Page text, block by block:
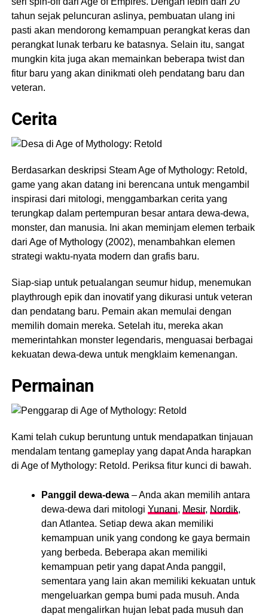
tahun sejak peluncuran aslinya, pembuatan ulang ini
pasti akan mendorong kemampuan perangkat keras dan
perangkat lunak terbaru ke batasnya. Selain itu, sangat
mungkin kita juga akan memainkan beberapa twist dan
fitur baru yang akan dinikmati oleh pendatang baru dan
veteran.
Cerita
Berdasarkan deskripsi Steam Age of Mythology: Retold,
game yang akan datang ini berencana untuk mengambil
inspirasi dari mitologi, menggambarkan cerita yang
terungkap dalam pertempuran besar antara dewa-dewa,
monster, dan manusia. Ini akan meminjam elemen terbaik
dari Age of Mythology (2002), menambahkan elemen
strategi waktu-nyata modern dan grafis baru.
Siap-siap untuk petualangan seumur hidup, menemukan
playthrough epik dan inovatif yang dikurasi untuk veteran
dan pendatang baru. Pemain akan memulai dengan
memilih domain mereka. Setelah itu, mereka akan
memerintahkan monster legendaris, menguasai berbagai
kekuatan dewa-dewa untuk mengklaim kemenangan.
Permainan
Kami telah cukup beruntung untuk mendapatkan tinjauan
mendalam tentang gameplay yang dapat Anda harapkan
di Age of Mythology: Retold. Periksa fitur kunci di bawah.
Panggil dewa-dewa– Anda akan memilih antara
dewa-dewa dari mitologi Yunani, Mesir, Nordik,
dan Atlantea. Setiap dewa akan memiliki
kemampuan unik yang condong ke gaya bermain
yang berbeda. Beberapa akan memiliki
kemampuan petir yang dapat Anda panggil,
sementara yang lain akan memiliki kekuatan untuk
mengeluarkan gempa bumi pada musuh. Anda
dapat mengalirkan hujan lebat pada musuh dan